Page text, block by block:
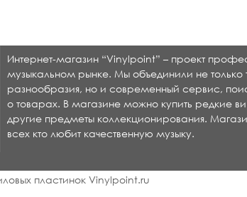
Интернет-магазин “Vinylpoint” – проект
музыкальном рынке. Мы объединили не только
разнообразия, но и современный сервис,
о товарах. В магазине можно купить редкие
другие предметы коллекционирования.
всех кто любит качественную музыку.
пластинок Vinylpoint.ru